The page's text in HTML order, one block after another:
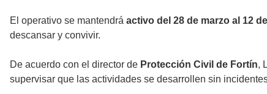
El operativo se mantendrá activo del 28 de marzo al 12
descansar y convivir.
De acuerdo con el director de Protección Civil de Fortín,
supervisar que las actividades se desarrollen sin